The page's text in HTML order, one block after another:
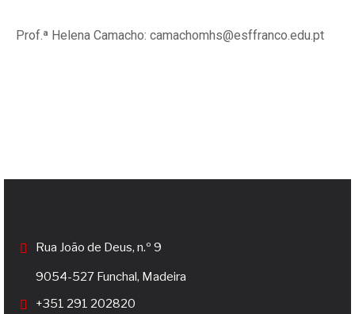
Prof.ª Helena Camacho: camachomhs@esffranco.edu.pt
Rua João de Deus, n.º 9
9054-527 Funchal, Madeira
+351 291 202820